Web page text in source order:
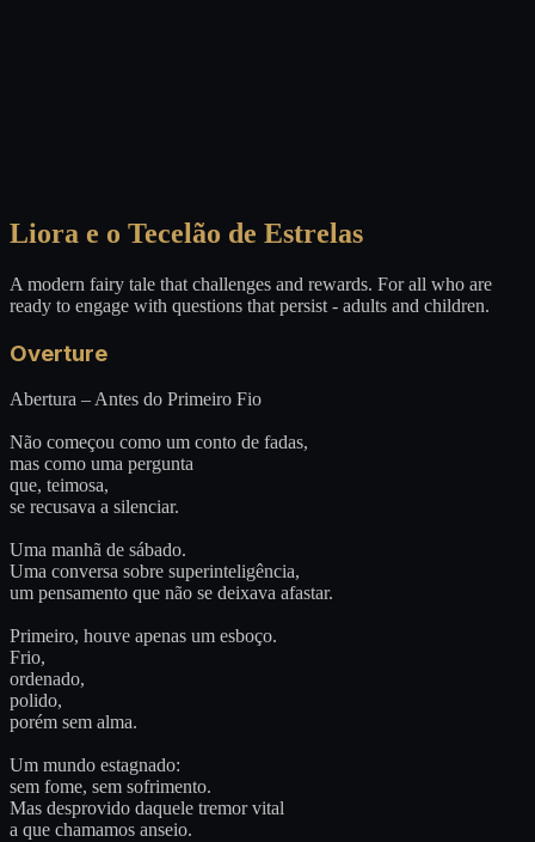
Liora e o Tecelão de Estrelas
A modern fairy tale that challenges and rewards. For all who are
ready to engage with questions that persist - adults and children.
Overture
Abertura – Antes do Primeiro Fio
Não começou como um conto de fadas,
mas como uma pergunta
que, teimosa,
se recusava a silenciar.
Uma manhã de sábado.
Uma conversa sobre superinteligência,
um pensamento que não se deixava afastar.
Primeiro, houve apenas um esboço.
Frio,
ordenado,
polido,
porém sem alma.
Um mundo estagnado:
sem fome, sem sofrimento.
Mas desprovido daquele tremor vital
a que chamamos anseio.